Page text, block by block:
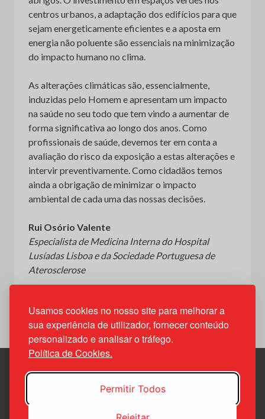
Usamos cookies no nosso site para melhorar a
sua experiência de utilizador, fornecer conteúdo
personalizado e analisar o tráfego.
Política de Cookies.
Permitir Todos
centros urbanos, a adaptação dos edifícios para que
sejam energeticamente eficientes e a aposta em
energia não poluente são essenciais na minimização
do impacto humano no clima.
As alterações climáticas são, essencialmente,
induzidas pelo Homem e apresentam um impacto
na saúde no seu todo que tem vindo a aumentar de
forma significativa ao longo dos anos. Como
profissionais de saúde, devemos ter em conta a
avaliação do risco da exposição a estas alterações e
intervir preventivamente. Como cidadãos temos
ainda a obrigação de minimizar o impacto
ambiental de cada uma das nossas decisões.
Rui Osório Valente
Especialista de Medicina Interna do Hospital
Lusíadas Lisboa e da Sociedade Portuguesa de
Aterosclerose
Política de Privacidade Política de Cookies